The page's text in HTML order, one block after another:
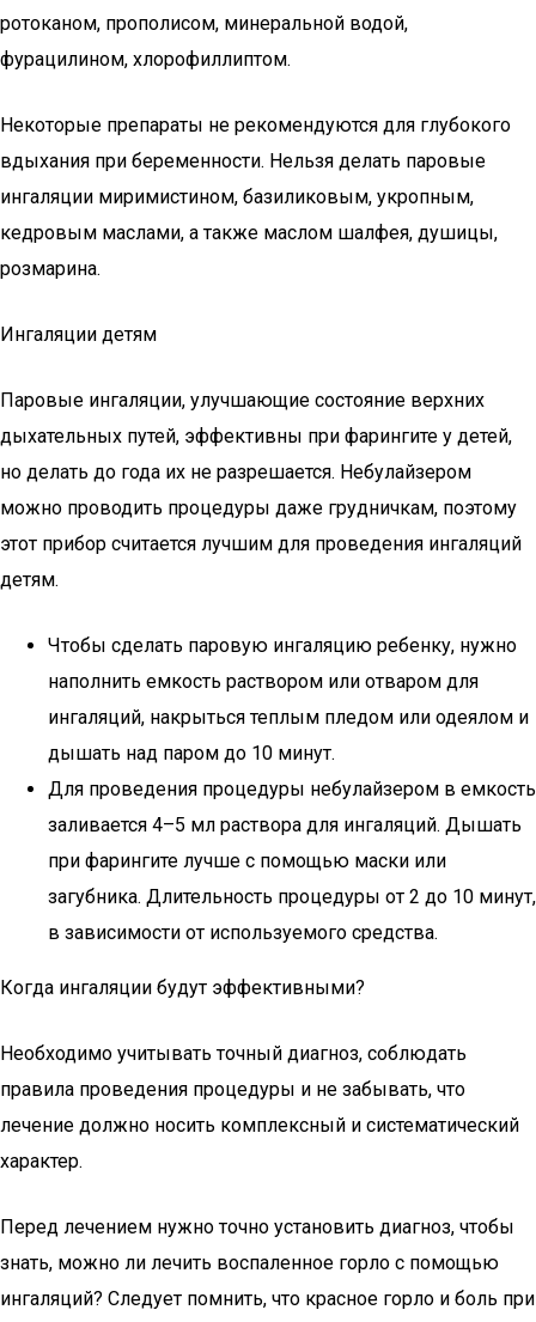
ротоканом, прополисом, минеральной водой,
фурацилином, хлорофиллиптом.
Некоторые препараты не рекомендуются для глубокого
вдыхания при беременности. Нельзя делать паровые
ингаляции миримистином, базиликовым, укропным,
кедровым маслами, а также маслом шалфея, душицы,
розмарина.
Ингаляции детям
Паровые ингаляции, улучшающие состояние верхних
дыхательных путей, эффективны при фарингите у детей,
но делать до года их не разрешается. Небулайзером
можно проводить процедуры даже грудничкам, поэтому
этот прибор считается лучшим для проведения ингаляций
детям.
Чтобы сделать паровую ингаляцию ребенку, нужно
наполнить емкость раствором или отваром для
ингаляций, накрыться теплым пледом или одеялом и
дышать над паром до 10 минут.
Для проведения процедуры небулайзером в емкость
заливается 4–5 мл раствора для ингаляций. Дышать
при фарингите лучше с помощью маски или
загубника. Длительность процедуры от 2 до 10 минут,
в зависимости от используемого средства.
Когда ингаляции будут эффективными?
Необходимо учитывать точный диагноз, соблюдать
правила проведения процедуры и не забывать, что
лечение должно носить комплексный и систематический
характер.
Перед лечением нужно точно установить диагноз, чтобы
знать, можно ли лечить воспаленное горло с помощью
ингаляций? Следует помнить, что красное горло и боль при